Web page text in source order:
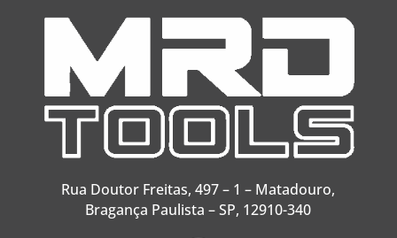
Rua Doutor Freitas, 497 – 1 – Matadouro,
Bragança Paulista – SP, 12910-340